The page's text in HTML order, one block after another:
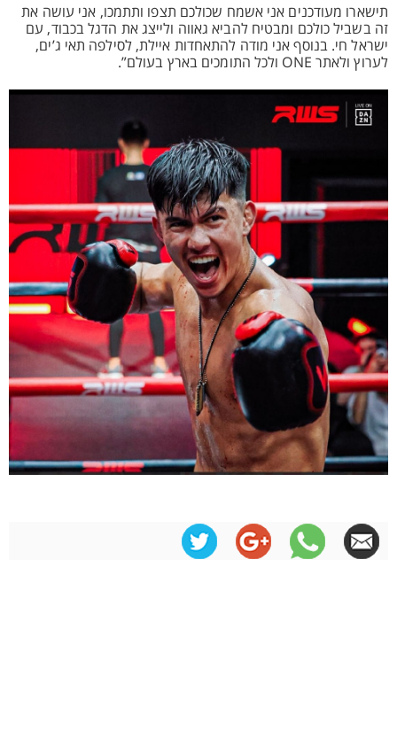
תישארו מעודכנים אני אשמח שכולכם תצפו ותתמכו, אני עושה את
זה בשביל כולכם ומבטיח להביא גאווה ולייצג את הדגל בכבוד, עם
ישראל חי. בנוסף אני מודה להתאחדות איילת, לסילפה תאי ג’ים,
לערוץ ולאתר ONE ולכל התומכים בארץ בעולם”.